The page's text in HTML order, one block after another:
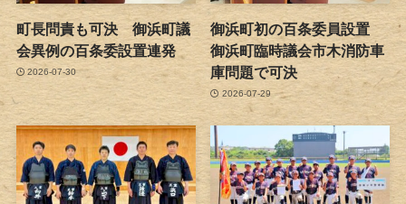
町長問責も可決 御浜町議
会異例の百条委設置連発
2026-07-30
御浜町初の百条委員設置
御浜町臨時議会市木消防車
庫問題で可決
2026-07-29